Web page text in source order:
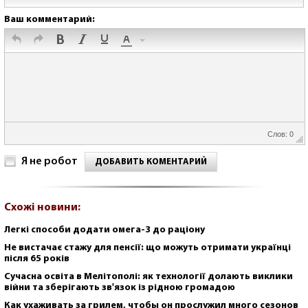
Ваш комментарий:
Слов: 0
Я не робот ДОБАВИТЬ КОМЕНТАРИЙ
Схожі новини:
Легкі способи додати омега-3 до раціону
Не вистачає стажу для пенсії: що можуть отримати українці
після 65 років
Сучасна освіта в Мелітополі: як технології долають виклики
війни та зберігають зв'язок із рідною громадою
Как ухаживать за грилем, чтобы он прослужил много сезонов